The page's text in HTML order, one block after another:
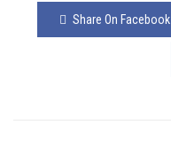
Share On Facebook